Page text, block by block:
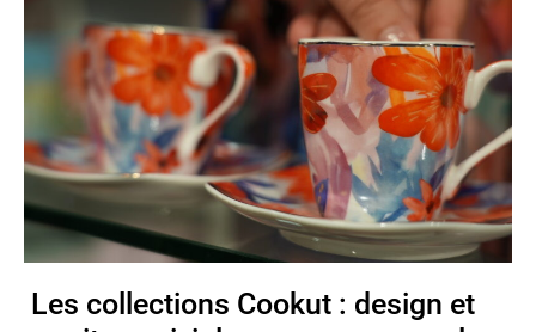
Les collections Cookut : design et